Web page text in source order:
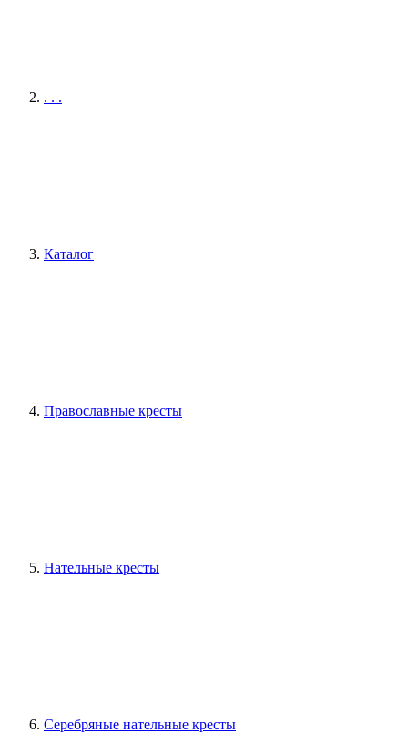
. . .
Каталог
Православные кресты
Нательные кресты
Серебряные нательные кресты